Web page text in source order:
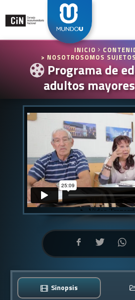
INICIO
> NOSOTROSOMOS
Programa de
adultos
Sinopsis